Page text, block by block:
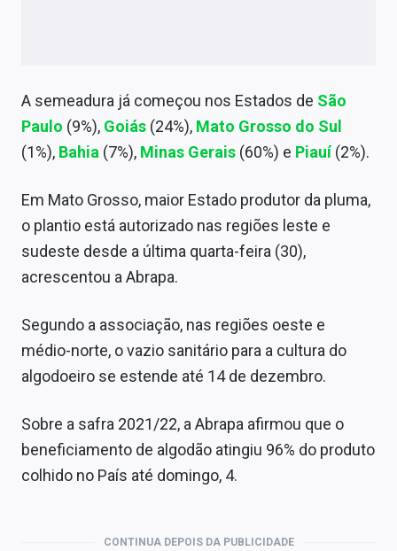
Expediente
Contato
A semeadura já começou nos Estados de São
Paulo (9%), Goiás (24%), Mato Grosso do Sul
(1%), Bahia (7%), Minas Gerais (60%) e Piauí(2%).
Em Mato Grosso, maior Estado produtor da pluma,
o plantio está autorizado nas regiões leste e
sudeste desde a última quarta-feira (30),
acrescentou a Abrapa.
Segundo a associação, nas regiões oeste e
médio-norte, o vazio sanitário para a cultura do
algodoeiro se estende até 14 de dezembro.
Sobre a safra 2021/22, a Abrapa afirmou que o
beneficiamento de algodão atingiu 96% do produto
colhido no País até domingo, 4.
CONTINUA DEPOIS DA PUBLICIDADE